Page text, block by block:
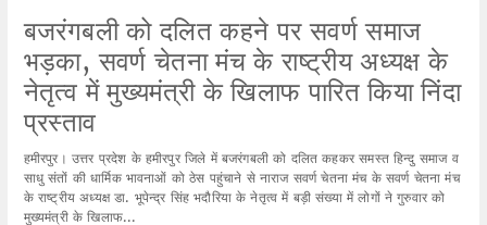
बजरंगबली को दलित कहने पर सवर्ण समाज
भड़का, सवर्ण चेतना मंच के राष्ट्रीय अध्यक्ष के
नेतृत्व में मुख्यमंत्री के खिलाफ पारित किया निंदा
प्रस्ताव
हमीरपुर। उत्तर प्रदेश के हमीरपुर जिले में बजरंगबली को दलित कहकर समस्त हिन्दु समाज व
साधु संतों की धार्मिक भावनाओं को ठेस पहुंचाने से नाराज सवर्ण चेतना मंच के सवर्ण चेतना मंच
के राष्ट्रीय अध्यक्ष डा. भूपेन्द्र सिंह भदौरिया के नेतृत्व में बड़ी संख्या में लोगों ने गुरुवार को
मुख्यमंत्री के खिलाफ...